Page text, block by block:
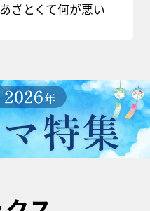
ざとくて何が悪い